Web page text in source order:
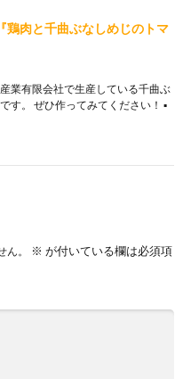
鶏肉と千曲ぶなしめじのトマ
業有限会社で生産している千曲ぶ
す。 ぜひ作ってみてください！ ▪️
。 ※ が付いている欄は必須項